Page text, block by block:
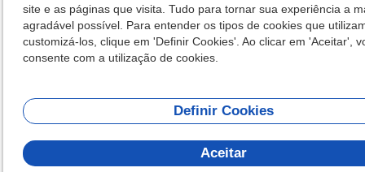
site e as páginas que visita. Tudo para tornar sua experiência a
agradável possível. Para entender os tipos de cookies que
customizá-los, clique em 'Definir Cookies'. Ao clicar em 'Aceitar',
consente com a utilização de cookies.
Definir Cookies
Aceitar